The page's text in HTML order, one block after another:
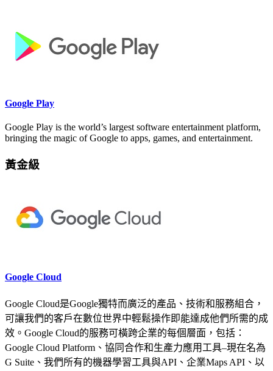
Google Play
Google Play is the world’s largest software entertainment platform,
bringing the magic of Google to apps, games, and entertainment.
黃金級
Google Cloud
Google Cloud是Google獨特而廣泛的產品、技術和服務組合，
可讓我們的客戶在數位世界中輕鬆操作即能達成他們所需的成
效。Google Cloud的服務可橫跨企業的每個層面，包括：
Google Cloud Platform、協同合作和生產力應用工具–現在名為
G Suite、我們所有的機器學習工具與API、企業Maps API、以